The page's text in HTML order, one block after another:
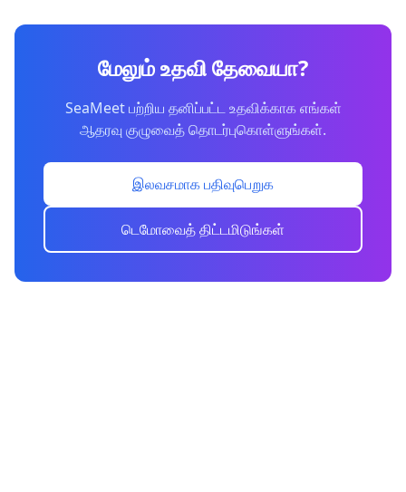
மேலும் உதவி தேவையா?
SeaMeet பற்றிய தனிப்பட்ட உதவிக்காக எங்கள்
ஆதரவு குழுவைத் தொடர்புகொள்ளுங்கள்.
இலவசமாக பதிவுபெறுக
டெமோவைத் திட்டமிடுங்கள்